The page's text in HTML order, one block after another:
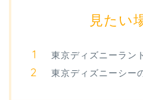
見たい
東京ディズニーラン
東京ディズニーシー